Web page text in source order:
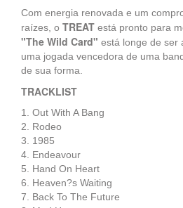
Com energia renovada e um
raízes, o TREAT está pronto para
"The Wild Card" está longe de ser
uma jogada vencedora de uma
de sua forma.
TRACKLIST
1. Out With A Bang
2. Rodeo
3. 1985
4. Endeavour
5. Hand On Heart
6. Heaven?s Waiting
7. Back To The Future